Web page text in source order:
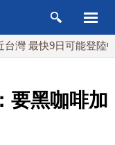
快9日可能登陸中國
要黑咖啡加